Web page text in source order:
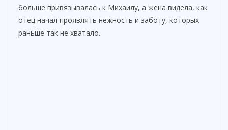
больше привязывалась к Михаилу, а жена видела, как
отец начал проявлять нежность и заботу, которых
раньше так не хватало.